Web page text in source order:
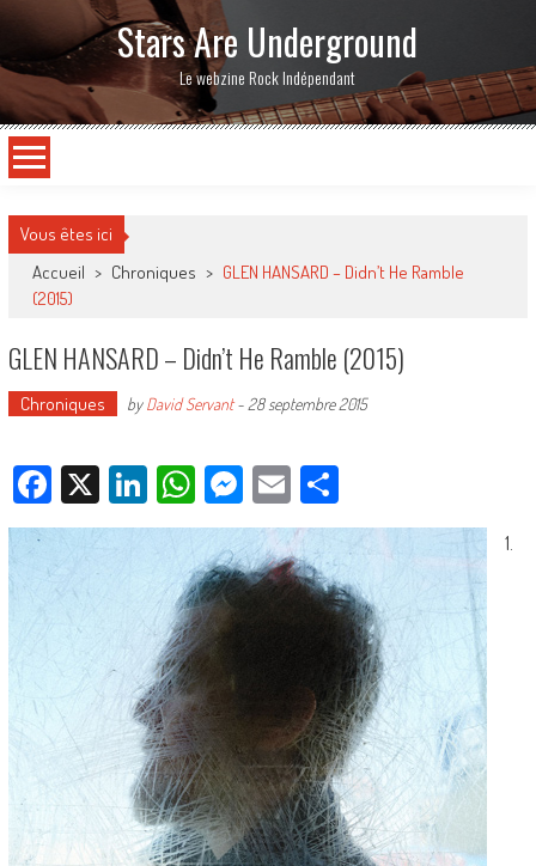
Stars Are Underground
Le webzine Rock Indépendant
Vous êtes ici
Accueil > Chroniques > GLEN HANSARD – Didn’t He Ramble
(2015)
GLEN HANSARD – Didn’t He Ramble (2015)
Chroniques byDavid Servant- 28 septembre 2015
Facebook
X LinkedIn
WhatsApp
Messenger
EmailPartager
1.